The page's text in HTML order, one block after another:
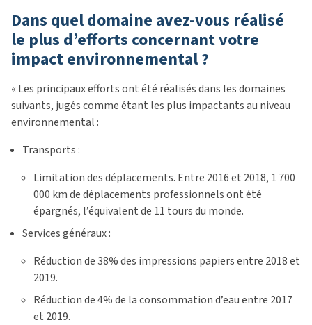
Dans quel domaine avez-vous réalisé
le plus d’efforts concernant votre
impact environnemental ?
« Les principaux efforts ont été réalisés dans les domaines
suivants, jugés comme étant les plus impactants au niveau
environnemental :
Transports :
Limitation des déplacements. Entre 2016 et 2018, 1 700
000 km de déplacements professionnels ont été
épargnés, l’équivalent de 11 tours du monde.
Services généraux :
Réduction de 38% des impressions papiers entre 2018 et
2019.
Réduction de 4% de la consommation d’eau entre 2017
et 2019.